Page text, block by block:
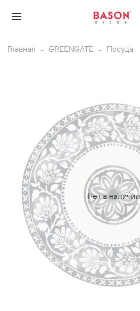
Главная GREENGATE Посуда
Нет в наличии